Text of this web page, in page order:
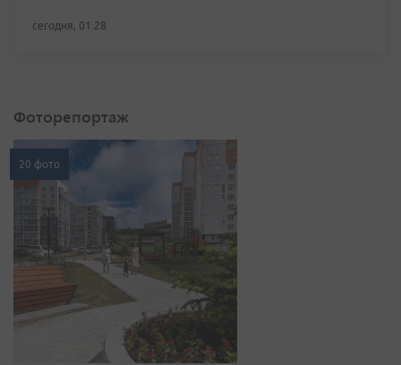
сегодня, 01:28
Фоторепортаж
20 фото